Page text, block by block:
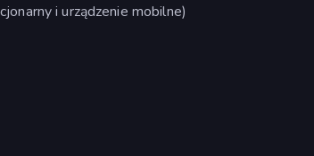
i urządzenie mobilne)